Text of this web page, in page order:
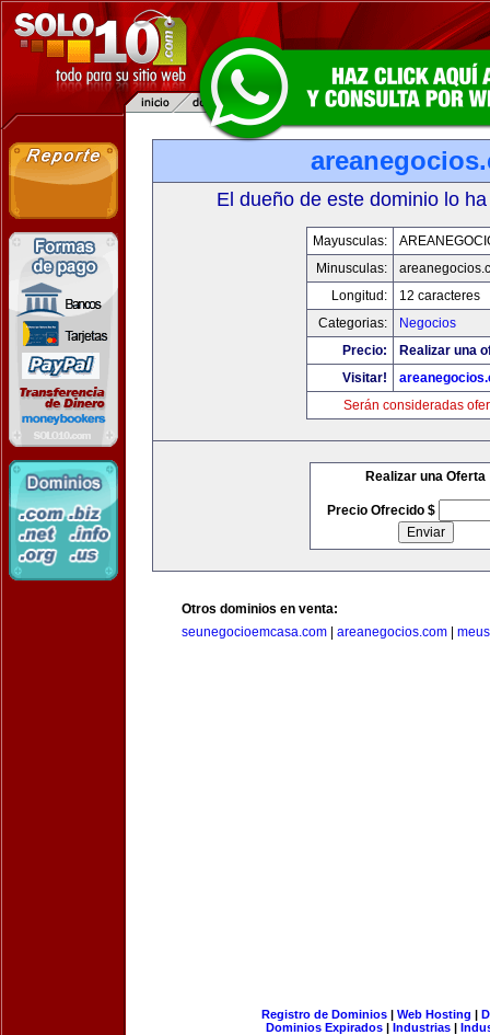
El dueño de este dominio lo
Mayusculas:
Minusculas:
Longitud:
12 caracteres
Categorias:
Negocios
Precio:
Realizar una
Visitar!
Serán consideradas
Realizar una Oferta
Precio Ofrecido $
Otros dominios en venta:
seunegocioemcasa.com
areanegocios.com
Registro de Dominios| Web Hosting |
Dominios Expirados | Industrias |